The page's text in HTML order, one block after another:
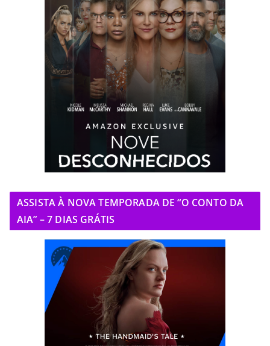
ASSISTA À NOVA TEMPORADA DE “O CONTO DA
AIA” – 7 DIAS GRÁTIS